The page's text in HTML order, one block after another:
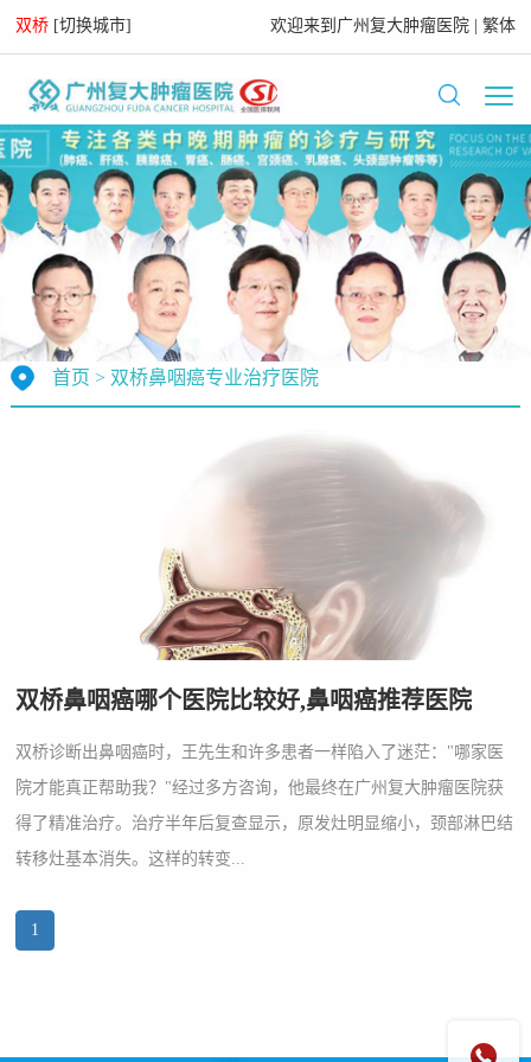
双桥 [切换城市] 欢迎来到 广州复大肿瘤医院| 繁体
首页 > 双桥鼻咽癌专业治疗医院
双桥鼻咽癌哪个医院比较好,鼻咽癌推荐医院
双桥诊断出鼻咽癌时，王先生和许多患者一样陷入了迷茫："哪家医
院才能真正帮助我？"经过多方咨询，他最终在广州复大肿瘤医院获
得了精准治疗。治疗半年后复查显示，原发灶明显缩小，颈部淋巴结
转移灶基本消失。这样的转变...
1
